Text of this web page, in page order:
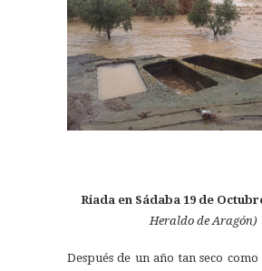
Riada en Sádaba 19 de
Heraldo de Aragón)
Después de un año tan seco